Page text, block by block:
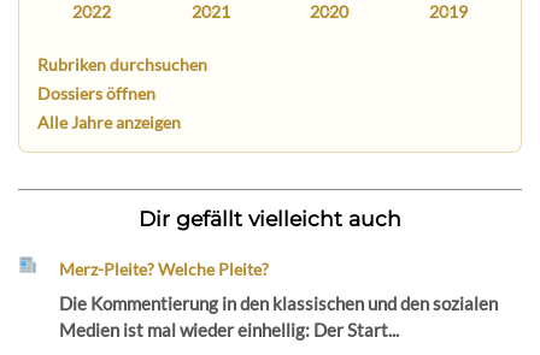
2022 2021 2020 2019
Rubriken durchsuchen
Dossiers öffnen
Alle Jahre anzeigen
Dir gefällt vielleicht auch
Merz-Pleite? Welche Pleite?
Die Kommentierung in den klassischen und den sozialen
Medien ist mal wieder einhellig: Der Start...